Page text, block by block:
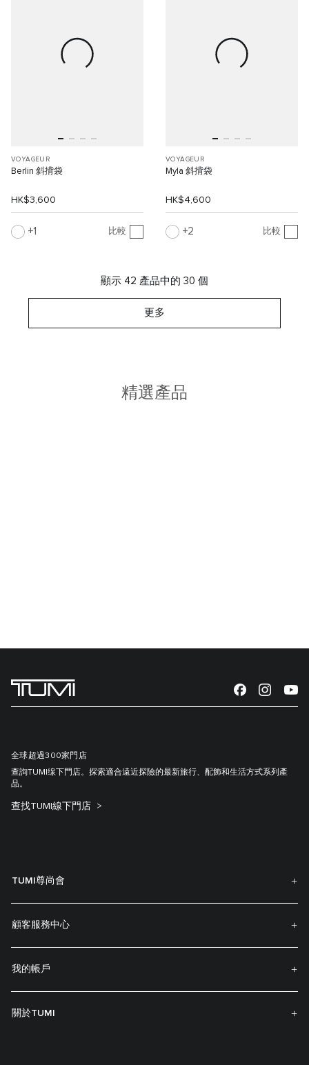
VOYAGEUR
Berlin 斜揹袋
HK$3,600
1 比較
VOYAGEUR
Myla 斜揹袋
HK$4,600
2 比較
顯示 42 產品中的 30 個
更多
精選產品
全球超過300家門店
查詢TUMI缐下門店。探索適合遠近探險的最新旅行、配飾和生活方式系列產
品。
查找TUMI線下門店
TUMI尊尚會
顧客服務中心
我的帳戶
關於TUMI